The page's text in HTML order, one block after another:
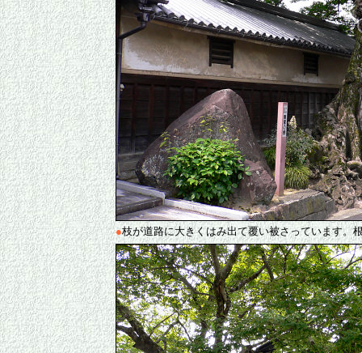
●枝が道路に大きくはみ出て覆い被さっています。